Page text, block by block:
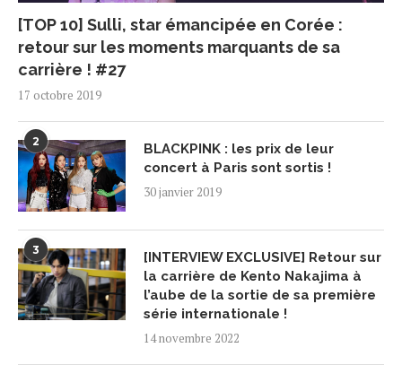
[TOP 10] Sulli, star émancipée en Corée :
retour sur les moments marquants de sa
carrière ! #27
17 octobre 2019
2
BLACKPINK : les prix de leur
concert à Paris sont sortis !
30 janvier 2019
3
[INTERVIEW EXCLUSIVE] Retour sur
la carrière de Kento Nakajima à
l’aube de la sortie de sa première
série internationale !
14 novembre 2022